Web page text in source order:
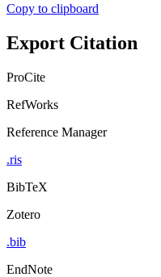
Copy to clipboard
Export Citation
ProCite
RefWorks
Reference Manager
.ris
BibTeX
Zotero
.bib
EndNote